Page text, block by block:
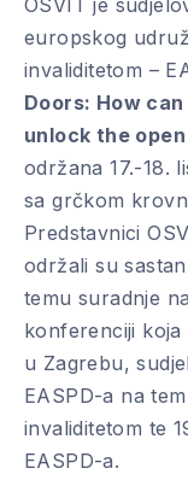
OSVIT je
europskog
invaliditetom –
Doors: How
unlock the
održana 17.-18.
sa grčkom
Predstavnici
održali su
temu suradnje
konferenciji koja
u Zagrebu,
EASPD-a na
invaliditetom te
EASPD-a.